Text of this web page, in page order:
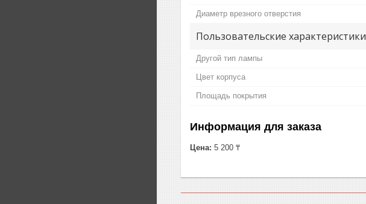
Диаметр врезного отверстия
Пользовательские характеристики
Другой тип лампы
Цвет корпуса
Площадь покрытия
Информация для заказа
Цена: 5 200 ₸